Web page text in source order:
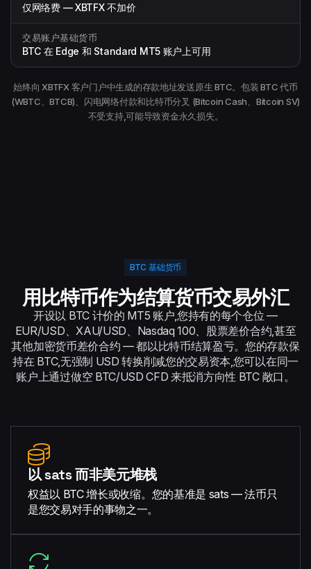
仅网络费 — XBTFX 不加价
交易账户基础货币
BTC 在 Edge 和 Standard MT5 账户上可用
始终向 XBTFX 客户门户中生成的存款地址发送原生 BTC。包装 BTC 代币
(WBTC、BTCB)、闪电网络付款和比特币分叉 (Bitcoin Cash、Bitcoin SV)
不受支持,可能导致资金永久损失。
BTC 基础货币
用比特币作为结算货币交易外汇
开设以 BTC 计价的 MT5 账户,您持有的每个仓位 —
EUR/USD、XAU/USD、Nasdaq 100、股票差价合约,甚至
其他加密货币差价合约 — 都以比特币结算盈亏。您的存款保
持在 BTC,无强制 USD 转换削减您的交易资本,您可以在同一
账户上通过做空 BTC/USD CFD 来抵消方向性 BTC 敞口。
以 sats 而非美元堆栈
权益以 BTC 增长或收缩。您的基准是 sats — 法币只
是您交易对手的事物之一。